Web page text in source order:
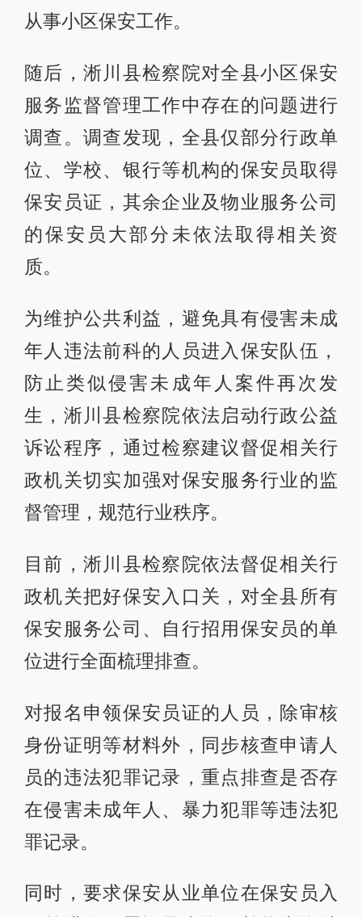
从事小区保安工作。
随后，淅川县检察院对全县小区保安
服务监督管理工作中存在的问题进行
调查。调查发现，全县仅部分行政单
位、学校、银行等机构的保安员取得
保安员证，其余企业及物业服务公司
的保安员大部分未依法取得相关资
质。
为维护公共利益，避免具有侵害未成
年人违法前科的人员进入保安队伍，
防止类似侵害未成年人案件再次发
生，淅川县检察院依法启动行政公益
诉讼程序，通过检察建议督促相关行
政机关切实加强对保安服务行业的监
督管理，规范行业秩序。
目前，淅川县检察院依法督促相关行
政机关把好保安入口关，对全县所有
保安服务公司、自行招用保安员的单
位进行全面梳理排查。
对报名申领保安员证的人员，除审核
身份证明等材料外，同步核查申请人
员的违法犯罪记录，重点排查是否存
在侵害未成年人、暴力犯罪等违法犯
罪记录。
同时，要求保安从业单位在保安员入